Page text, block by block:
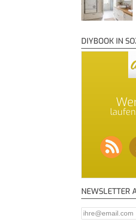
DIYBOOK IN
NEWSLETTER
E-Mail Addresse*